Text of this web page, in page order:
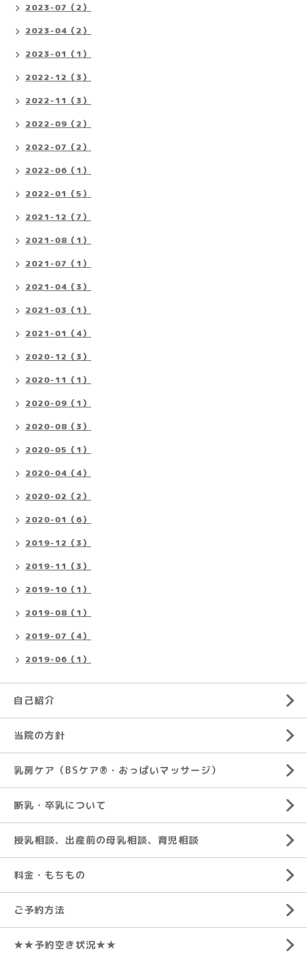
2023-07（2）
2023-04（2）
2023-01（1）
2022-12（3）
2022-11（3）
2022-09（2）
2022-07（2）
2022-06（1）
2022-01（5）
2021-12（7）
2021-08（1）
2021-07（1）
2021-04（3）
2021-03（1）
2021-01（4）
2020-12（3）
2020-11（1）
2020-09（1）
2020-08（3）
2020-05（1）
2020-04（4）
2020-02（2）
2020-01（6）
2019-12（3）
2019-11（3）
2019-10（1）
2019-08（1）
2019-07（4）
2019-06（1）
自己紹介
当院の方針
乳房ケア（BSケア®︎・おっぱいマッサージ）
断乳・卒乳について
授乳相談、出産前の母乳相談、育児相談
料金・もちもの
ご予約方法
★★予約空き状況★★